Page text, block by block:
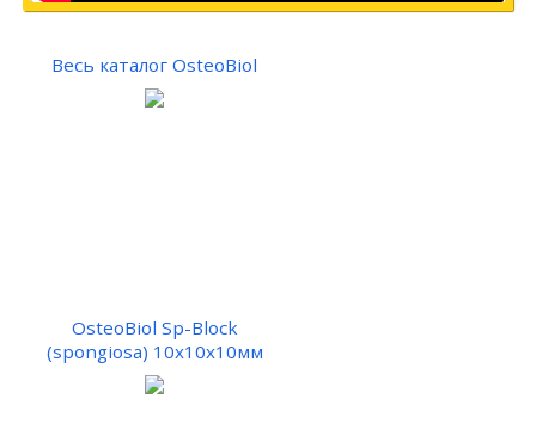
Весь каталог OsteoBiol
OsteoBiol Sp-Block
(spongiosa) 10х10х10мм